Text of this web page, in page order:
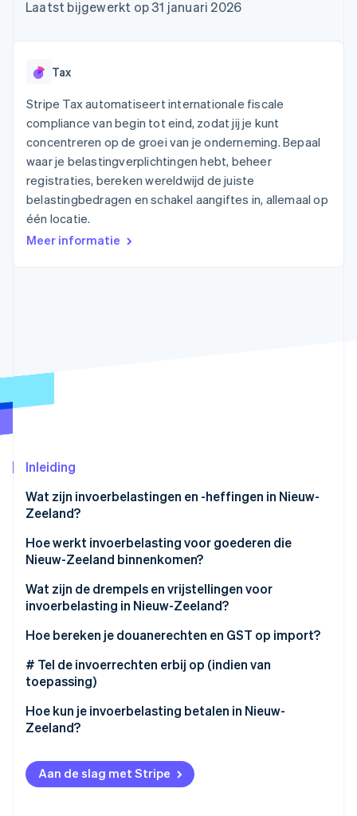
Toegang tot meer
Authorization
Boost
acceptatie
Link
Versneld afrekenen
Financial
Connections
Data gekoppelde
rekeningen
Data Pipeline
Oprichting van een start-up
CO₂-verwijdering
Stripe Sessions 2026
Ontdek hoe Stripe de economische
Marktplaatsen
Platforms
Per branche
AI-bedrijven
Creator economy
Gaming
Horeca, reizen en vrije
tijd
Media en entertainment
Non-profitorganisaties
bieden
Diensten voorzien en
beheren met agents
Bronnen
App-integraties
Developerblog
Bedrijf
Stripe Press
Contact
Neem contact op
Laatst bijgewerkt op 31 januari 2026
Tax
Stripe Tax automatiseert internationale fiscale
compliance van begin tot eind, zodat jij je kunt
concentreren op de groei van je onderneming. Bepaal
waar je belastingverplichtingen hebt, beheer
registraties, bereken wereldwijd de juiste
belastingbedragen en schakel aangiftes in, allemaal op
één locatie.
Meer informatie
Inleiding
Wat zijn invoerbelastingen en -heffingen in Nieuw-
Zeeland?
Douanerechten
Hoe werkt invoerbelasting voor goederen die
Nieuw-Zeeland binnenkomen?
Een zending komt aan
De douane bepaalt de waarde
Belastingen en heffingen worden berekend
Je betaalt en de goederen worden vrijgegeven
Wat zijn de drempels en vrijstellingen voor
invoerbelasting in Nieuw-Zeeland?
De drempel van 1.000 NZD
De drempel van 60.000 NZD voor verkopers
Andere beperkte vrijstellingen
Hoe bereken je douanerechten en GST op import?
Begin met de douanewaarde
# Tel de invoerrechten erbij op (indien van
toepassing)
Bereken GST
Maak een eindafrekening
Hoe kun je invoerbelasting betalen in Nieuw-
Zeeland?
Importeren via een koeriersdienst
Commercieel importeren
Aan de slag met Stripe